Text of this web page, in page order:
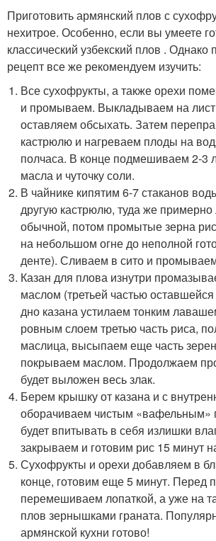
Приготовить армянский плов с
нехитрое. Особенно, если вы умеете
классический узбекский плов .
рецепт все же рекомендуем изучить:
Все сухофрукты, а также орехи
и промываем. Выкладываем на лист
оставляем обсыхать. Затем
кастрюлю и нагреваем плоды на
полчаса. В конце подмешиваем 2-3
масла и чуточку соли.
В чайнике кипятим 6-7 стаканов
другую кастрюлю, туда же примерно
обычной, потом промытые зерна
на небольшом огне до неполной
денте). Сливаем в сито и
Казан для плова изнутри
маслом (третьей частью
дно казана устилаем тонким
ровным слоем третью часть риса,
маслица, высыпаем еще часть
покрываем маслом. Продолжаем
будет выложен весь злак.
Берем крышку от казана и с
оборачиваем чистым «вафельным»
будет впитывать в себя излишки
закрываем и готовим рис 15 минут
Сухофрукты и орехи добавляем в
конце, готовим еще 5 минут. Перед
перемешиваем лопаткой, а уже на
плов зернышками граната.
армянской кухни готово!